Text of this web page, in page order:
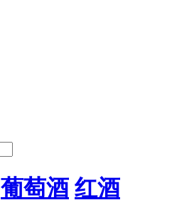
葡萄酒 红酒